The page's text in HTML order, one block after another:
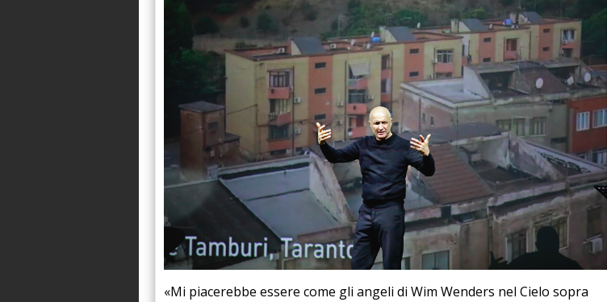
«Mi piacerebbe essere come gli angeli di Wim Wenders nel Cielo sopra